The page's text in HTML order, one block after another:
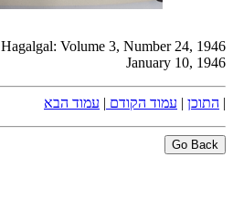
Hagalgal: Volume 3, Number 24, 1946
January 10, 1946
| התוכן | עמוד הקודם | עמוד הבא
Go Back